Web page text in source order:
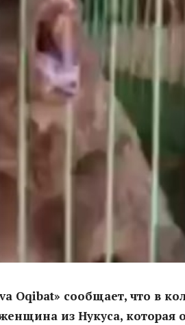
Oqibat» сообщает, что в
из Нукуса, которая